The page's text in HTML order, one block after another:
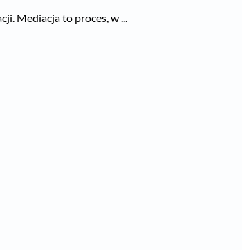
Mediacja to proces, w ...